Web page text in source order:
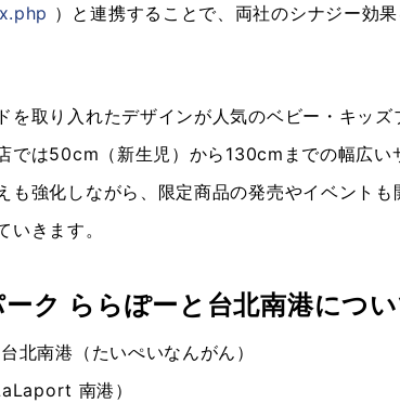
）と連携することで、両社のシナジー効
を取り入れたデザインが人気のベビー・キッ
では50cm（新生児）から130cmまでの幅広い
強化しながら、限定商品の発売やイベント
きます。
ク ららぽーと台北南港につい
北南港（たいぺいなんがん）
南港）